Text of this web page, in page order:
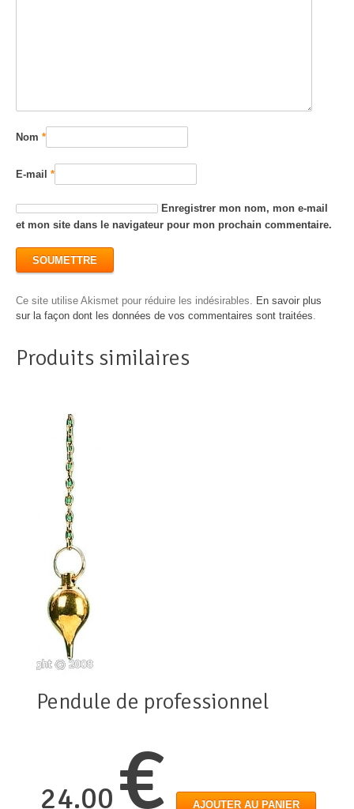
Nom *
E-mail *
Enregistrer mon nom, mon e-mail
et mon site dans le navigateur pour mon prochain commentaire.
Ce site utilise Akismet pour réduire les indésirables. En savoir plus
sur la façon dont les données de vos commentaires sont traitées.
Produits similaires
Pendule de professionnel
24.00 € AJOUTER AU PANIER